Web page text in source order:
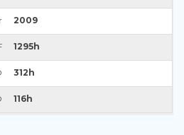
2009
1295h
312h
116h